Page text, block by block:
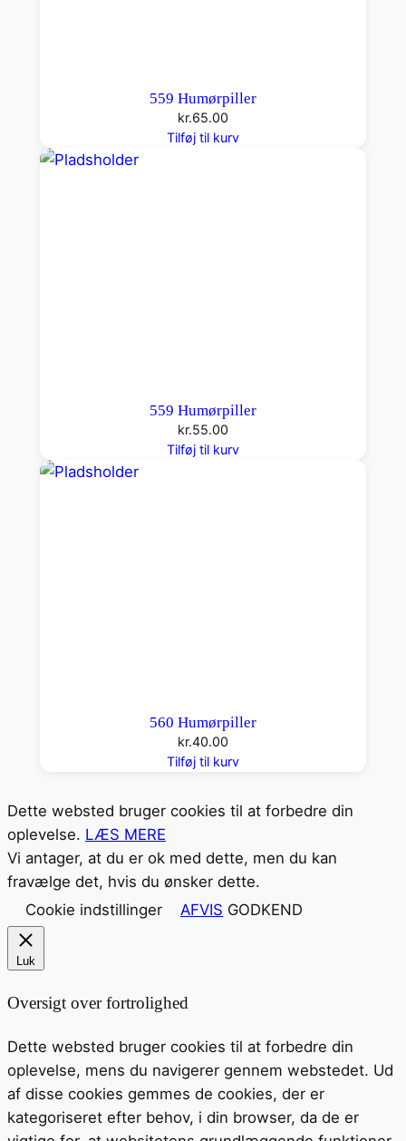
559 Humørpiller
kr.65.00
Tilføj til kurv
559 Humørpiller
kr.55.00
Tilføj til kurv
560 Humørpiller
kr.40.00
Tilføj til kurv
Dette websted bruger cookies til at forbedre din
oplevelse. LÆS MERE
Vi antager, at du er ok med dette, men du kan
fravælge det, hvis du ønsker dette.
Cookie indstillinger
AFVIS GODKEND
Luk
Oversigt over fortrolighed
Dette websted bruger cookies til at forbedre din
oplevelse, mens du navigerer gennem webstedet. Ud
af disse cookies gemmes de cookies, der er
kategoriseret efter behov, i din browser, da de er